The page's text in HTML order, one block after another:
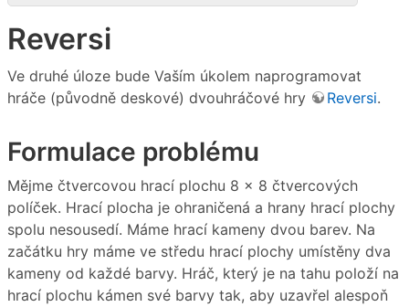
Reversi
Ve druhé úloze bude Vaším úkolem naprogramovat
hráče (původně deskové) dvouhráčové hry
Reversi.
Formulace problému
Mějme čtvercovou hrací plochu 8 x 8 čtvercových
políček. Hrací plocha je ohraničená a hrany hrací plochy
spolu nesousedí. Máme hrací kameny dvou barev. Na
začátku hry máme ve středu hrací plochy umístěny dva
kameny od každé barvy. Hráč, který je na tahu položí na
hrací plochu kámen své barvy tak, aby uzavřel alespoň